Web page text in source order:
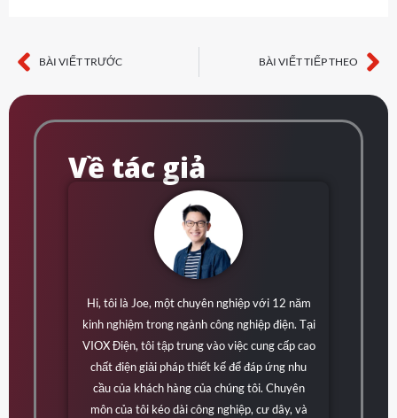
Trước
BÀI VIẾT TRƯỚC BÀI VIẾT TIẾP THEO
Về tác giả
Hi, tôi là Joe, một chuyên nghiệp với 12 năm
kinh nghiệm trong ngành công nghiệp điện. Tại
VIOX Điện, tôi tập trung vào việc cung cấp cao
chất điện giải pháp thiết kế để đáp ứng nhu
cầu của khách hàng của chúng tôi. Chuyên
môn của tôi kéo dài công nghiệp, cư dây, và